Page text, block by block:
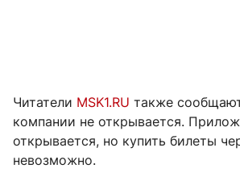
Читатели MSK1.RU также
компании не открывается.
открывается, но купить билеты
невозможно.